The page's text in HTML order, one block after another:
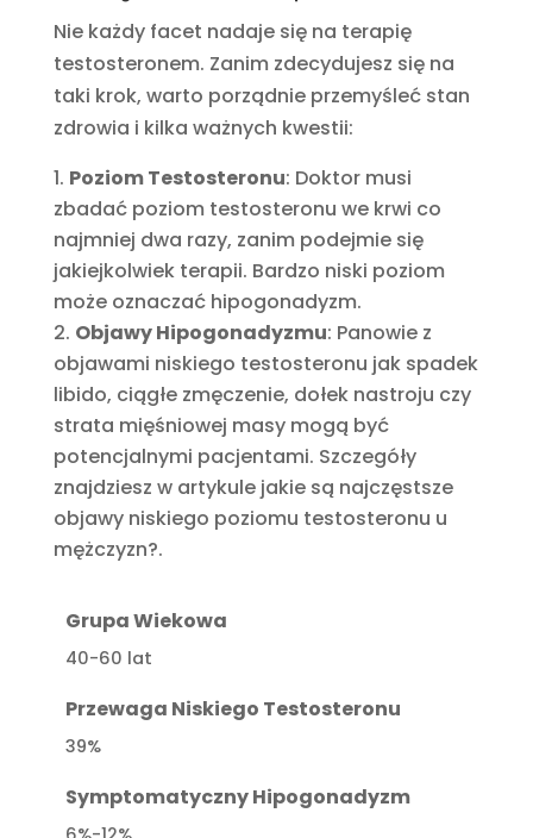
Nie każdy facet nadaje się na terapię
testosteronem. Zanim zdecydujesz się na
taki krok, warto porządnie przemyśleć stan
zdrowia i kilka ważnych kwestii:
Poziom Testosteronu: Doktor musi
zbadać poziom testosteronu we krwi co
najmniej dwa razy, zanim podejmie się
jakiejkolwiek terapii. Bardzo niski poziom
może oznaczać hipogonadyzm.
Objawy Hipogonadyzmu: Panowie z
objawami niskiego testosteronu jak spadek
libido, ciągłe zmęczenie, dołek nastroju czy
strata mięśniowej masy mogą być
potencjalnymi pacjentami. Szczegóły
znajdziesz w artykule jakie są najczęstsze
objawy niskiego poziomu testosteronu u
mężczyzn?.
Grupa Wiekowa
40-60 lat
Przewaga Niskiego Testosteronu
39%
Symptomatyczny Hipogonadyzm